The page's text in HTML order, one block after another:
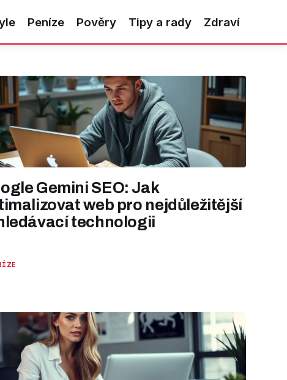
Peníze Pověry Tipy a rady Zdraví
Gemini SEO: Jak
web pro nejdůležitější
technologii